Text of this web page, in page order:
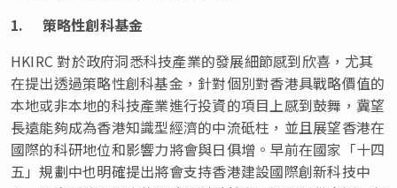
1.
策略性創科基金
HKIRC 對於政府洞悉科技產業的發展細節感到欣喜，尤其
在提出透過策略性創科基金，針對個別對香港具戰略價值的
本地或非本地的科技產業進行投資的項目上感到鼓舞，冀望
長遠能夠成為香港知識型經濟的中流砥柱，並且展望香港在
國際的科研地位和影響力將會與日俱增。早前在國家「十四
五」規劃中也明確提出將會支持香港建設國際創新科技中